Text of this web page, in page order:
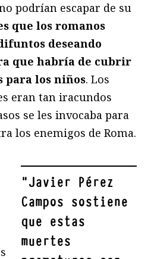
podrían escapar de su
que los romanos
deseando
que habría de cubrir
para los niños. Los
eran tan iracundos
se les invocaba para
los enemigos de Roma.
"Javier Pérez
Campos sostiene
que estas
muertes